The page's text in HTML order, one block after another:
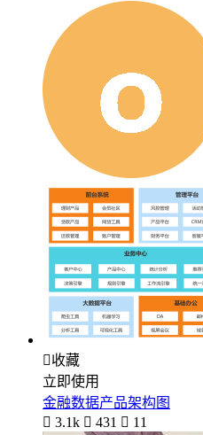
收藏
立即使用
金融数据产品架构图
 3.1k  431  11